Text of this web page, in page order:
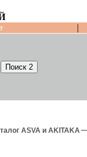
|
ASVA и AKITAKA